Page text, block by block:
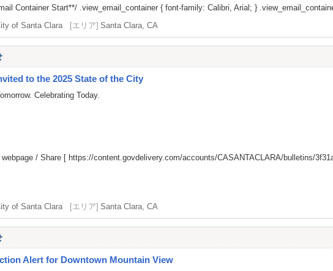
Container Start**/ .view_email_container { font-family: Calibri, Arial; }
of Santa Clara [エリア] Santa Clara, CA
to the 2025 State of the City
Celebrating Today.
/ Share [ https://content.govdelivery.com/accounts/CASANTACLARA/bulletins/
of Santa Clara [エリア] Santa Clara, CA
Alert for Downtown Mountain View